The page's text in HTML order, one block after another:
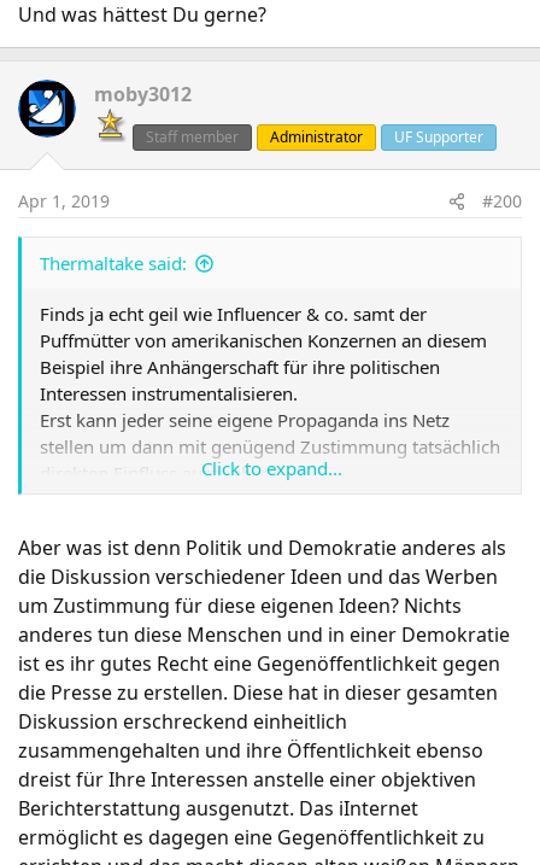
Und was hättest Du gerne?
moby3012
Staff member Administrator UF Supporter
Apr 1, 2019 #200
Thermaltake said:
Finds ja echt geil wie Influencer & co. samt der
Puffmütter von amerikanischen Konzernen an diesem
Beispiel ihre Anhängerschaft für ihre politischen
Interessen instrumentalisieren.
Erst kann jeder seine eigene Propaganda ins Netz
stellen um dann mit genügend Zustimmung tatsächlich
direkten Einfluss auszuüben.
Der Staat scheint wirklich Schwierigkeiten zu haben da
Monopol zu behalten.
Die Gefolgschaft ist unter beiden Szenarien blind und
unmündig, auch wenn die Diversifikation natürlich
mehr Wahlfreiheit bietet.
Click to expand...
Aber was ist denn Politik und Demokratie anderes als
die Diskussion verschiedener Ideen und das Werben
um Zustimmung für diese eigenen Ideen? Nichts
anderes tun diese Menschen und in einer Demokratie
ist es ihr gutes Recht eine Gegenöffentlichkeit gegen
die Presse zu erstellen. Diese hat in dieser gesamten
Diskussion erschreckend einheitlich
zusammengehalten und ihre Öffentlichkeit ebenso
dreist für Ihre Interessen anstelle einer objektiven
Berichterstattung ausgenutzt. Das iInternet
ermöglicht es dagegen eine Gegenöffentlichkeit zu